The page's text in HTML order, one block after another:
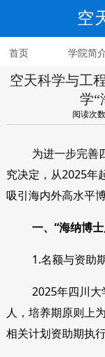
空
首页 学院简
人才培养
空天科学与工
学“
阅读次